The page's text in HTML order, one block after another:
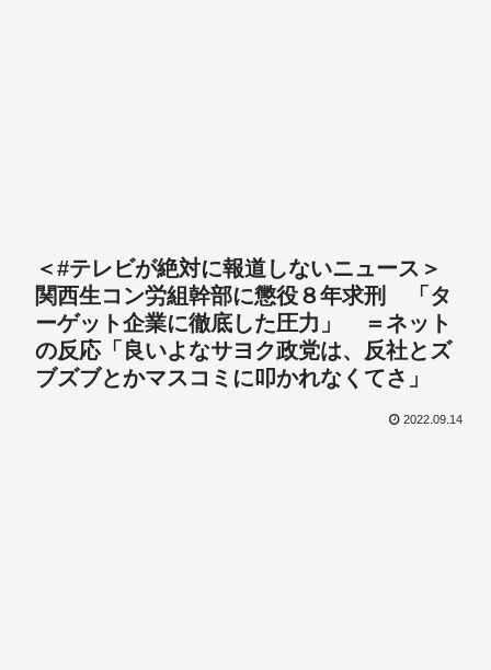
＜#テレビが絶対に報道しないニュース＞
関西生コン労組幹部に懲役８年求刑 「タ
ーゲット企業に徹底した圧力」 ＝ネット
の反応「良いよなサヨク政党は、反社とズ
ブズブとかマスコミに叩かれなくてさ」
2022.09.14